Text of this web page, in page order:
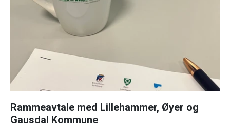
Rammeavtale med Lillehammer, Øyer og
Gausdal Kommune